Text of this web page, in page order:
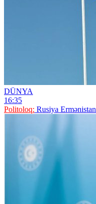
DÜNYA
16:35
Politoloq: Rusiya